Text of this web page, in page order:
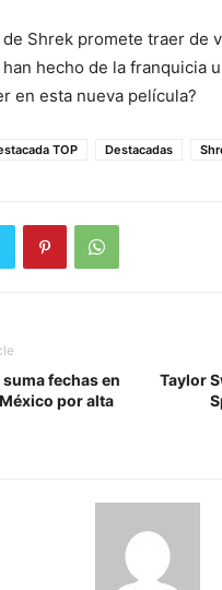
Shrek promete traer de
hecho de la franquicia
en esta nueva película?
TOP Destacadas
fechas en
por alta
Taylor